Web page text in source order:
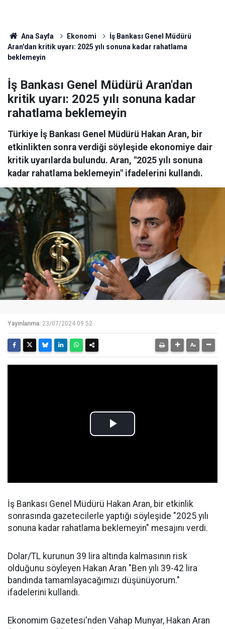
Ana Sayfa Ekonomi
İş Bankası Genel Müdürü
Aran'dan kritik uyarı: 2025 yılı sonuna kadar rahatlama
beklemeyin
İş Bankası Genel Müdürü Aran'dan
kritik uyarı: 2025 yılı sonuna kadar
rahatlama beklemeyin
Türkiye İş Bankası Genel Müdürü Hakan Aran, bir
etkinlikten sonra verdiği söyleşide ekonomiye dair
kritik uyarılarda bulundu. Aran, "2025 yılı sonuna
kadar rahatlama beklemeyin" ifadelerini kullandı.
Yayınlanma: 23/07/2024 09:52
İş Bankası Genel Müdürü Hakan Aran, bir etkinlik
sonrasında gazetecilerle yaptığı söyleşide "2025 yılı
sonuna kadar rahatlama beklemeyin" mesajını verdi.
Dolar/TL kurunun 39 lira altında kalmasının risk
olduğunu söyleyen Hakan Aran "Ben yılı 39-42 lira
bandında tamamlayacağımızı düşünüyorum."
ifadelerini kullandı.
Ekonomim Gazetesi'nden Vahap Munyar, Hakan Aran